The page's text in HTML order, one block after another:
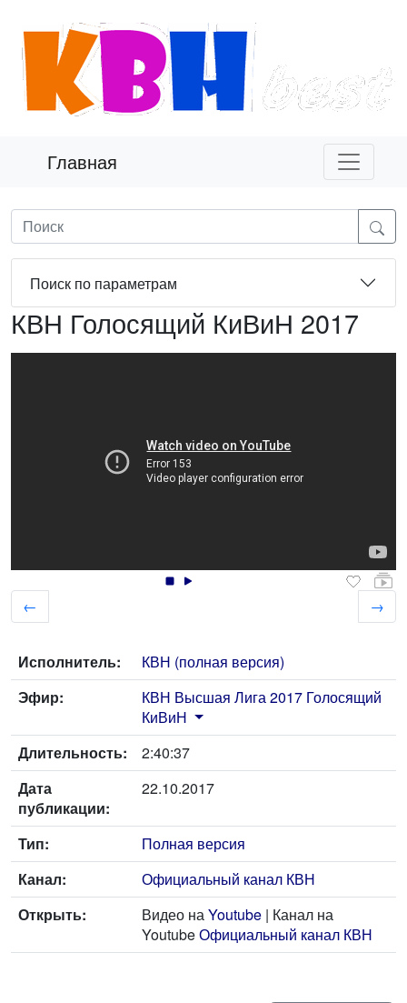
Главная
Поиск по параметрам
КВН Голосящий КиВиН 2017
← →
Исполнитель:
КВН (полная версия)
Эфир:
КВН Высшая Лига 2017 Голосящий
КиВиН
Длительность:
2:40:37
Дата
публикации:
22.10.2017
Тип:
Полная версия
Канал:
Официальный канал КВН
Открыть:
Видео наYoutube | Канал на
YoutubeОфициальный канал КВН